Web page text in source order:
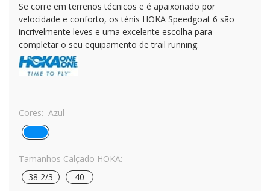
Se corre em terrenos técnicos e é apaixonado por
velocidade e conforto, os ténis HOKA Speedgoat 6 são
incrivelmente leves e uma excelente escolha para
completar o seu equipamento de trail running.
Cores: Azul
Tamanhos Calçado HOKA:
38 2/3
40